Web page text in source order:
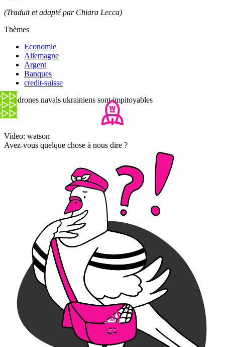
(Traduit et adapté par Chiara Lecca)
Thèmes
Economie
Allemagne
Argent
Banques
credit-suisse
Les drones navals ukrainiens sont impitoyables
Video: watson
Avez-vous quelque chose à nous dire ?